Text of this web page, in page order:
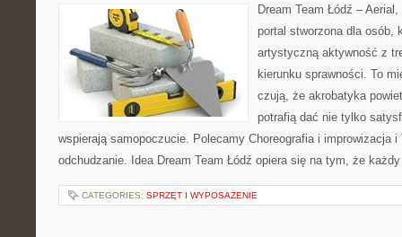
Dream Team Łódź –
portal stworzona dla osób,
artystyczną aktywność z
kierunku sprawności. To
czują, że akrobatyka
potrafią dać nie tylko
wspierają samopoczucie. Polecamy Choreografia i improwizacja
odchudzanie. Idea Dream Team Łódź opiera się na tym, że
CATEGORIES: SPRZĘT I WYPOSAŻENIE